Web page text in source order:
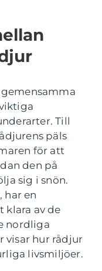
Till
päls
för att
den på
sig i snön.
har en
klara av de
nordliga
visar hur rådjur
livsmiljöer.